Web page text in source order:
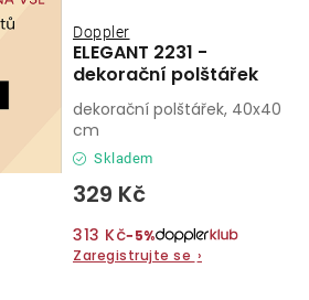
ELEGANT 2231 -
dekorační polštářek
Doppler
Skladem
329 Kč
313 Kč−5%
Zaregistrujte se ›
dekorační polštářek, 40x40
cm